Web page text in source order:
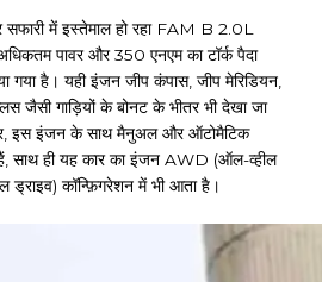
में इस्तेमाल हो रहा FAM B 2.0L
पावर और 350 एनएम का टॉर्क पैदा
गया है। यही इंजन जीप कंपास, जीप मेरिडियन,
जैसी गाड़ियों के बोनट के भीतर भी देखा जा
इस इंजन के साथ मैनुअल और ऑटोमैटिक
हैं, साथ ही यह कार का इंजन AWD (ऑल-व्हील
कॉन्फ़िगरेशन में भी आता है।